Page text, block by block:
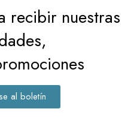
recibir nuestras
al boletín